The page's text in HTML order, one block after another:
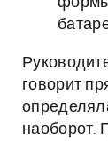
говорит
наоборот.